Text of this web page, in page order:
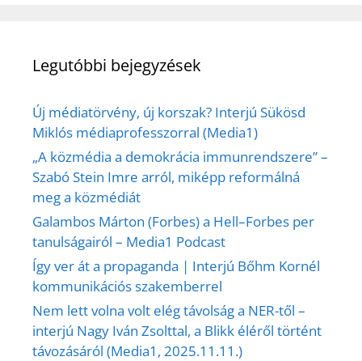
Legutóbbi bejegyzések
Új médiatörvény, új korszak? Interjú Sükösd
Miklós médiaprofesszorral (Media1)
„A közmédia a demokrácia immunrendszere” –
Szabó Stein Imre arról, miképp reformálná
meg a közmédiát
Galambos Márton (Forbes) a Hell–Forbes per
tanulságairól – Media1 Podcast
Így ver át a propaganda | Interjú Bőhm Kornél
kommunikációs szakemberrel
Nem lett volna volt elég távolság a NER-től –
interjú Nagy Iván Zsolttal, a Blikk éléről történt
távozásáról (Media1, 2025.11.11.)